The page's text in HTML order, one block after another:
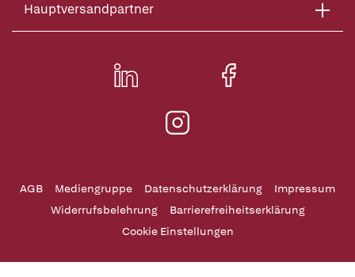
Hauptversandpartner
AGB Mediengruppe Datenschutzerklärung
Impressum
Widerrufsbelehrung
Barrierefreiheitserklärung
Cookie Einstellungen